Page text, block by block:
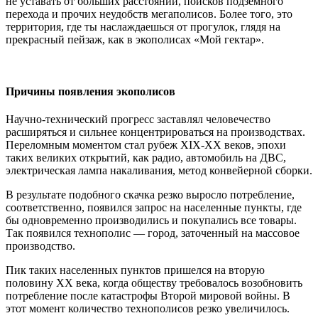
перехода и прочих неудобств мегаполисов. Более того, это
территория, где ты наслаждаешься от прогулок, глядя на
прекрасный пейзаж, как в экополисах «Мой гектар».
Причины появления экополисов
Научно-технический прогресс заставлял человечество
расширяться и сильнее концентрироваться на производствах.
Переломным моментом стал рубеж XIX-XX веков, эпохи
таких великих открытий, как радио, автомобиль на ДВС,
электрическая лампа накаливания, метод конвейерной сборки.
В результате подобного скачка резко выросло потребление,
соответственно, появился запрос на населенные пункты, где
бы одновременно производились и покупались все товары.
Так появился технополис — город, заточенный на массовое
производство.
Пик таких населенных пунктов пришелся на вторую
половину XX века, когда обществу требовалось возобновить
потребление после катастрофы Второй мировой войны. В
этот момент количество технополисов резко увеличилось.